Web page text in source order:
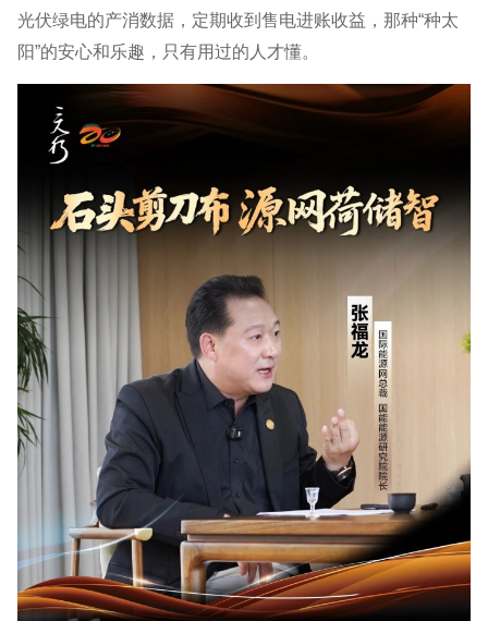
光伏绿电的产消数据，定期收到售电进账收益，那种“种太
阳”的安心和乐趣，只有用过的人才懂。